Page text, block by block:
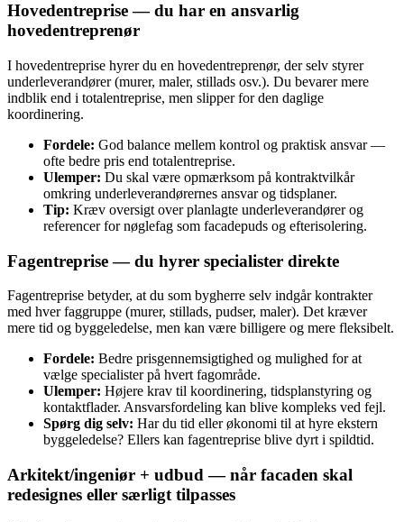
Hovedentreprise — du har en ansvarlig
hovedentreprenør
I hovedentreprise hyrer du en hovedentreprenør, der selv styrer
underleverandører (murer, maler, stillads osv.). Du bevarer mere
indblik end i totalentreprise, men slipper for den daglige
koordinering.
Fordele: God balance mellem kontrol og praktisk ansvar —
ofte bedre pris end totalentreprise.
Ulemper: Du skal være opmærksom på kontraktvilkår
omkring underleverandørernes ansvar og tidsplaner.
Tip: Kræv oversigt over planlagte underleverandører og
referencer for nøglefag som facadepuds og efterisolering.
Fagentreprise — du hyrer specialister direkte
Fagentreprise betyder, at du som bygherre selv indgår kontrakter
med hver faggruppe (murer, stillads, pudser, maler). Det kræver
mere tid og byggeledelse, men kan være billigere og mere fleksibelt.
Fordele: Bedre prisgennemsigtighed og mulighed for at
vælge specialister på hvert fagområde.
Ulemper: Højere krav til koordinering, tidsplanstyring og
kontaktflader. Ansvarsfordeling kan blive kompleks ved fejl.
Spørg dig selv: Har du tid eller økonomi til at hyre ekstern
byggeledelse? Ellers kan fagentreprise blive dyrt i spildtid.
Arkitekt/ingeniør + udbud — når facaden skal
redesignes eller særligt tilpasses